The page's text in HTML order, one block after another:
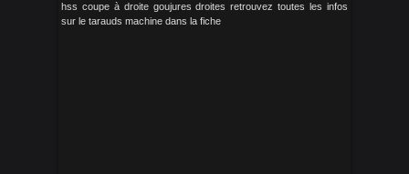
hss coupe à droite goujures droites retrouvez toutes les infos
sur le tarauds machine dans la fiche